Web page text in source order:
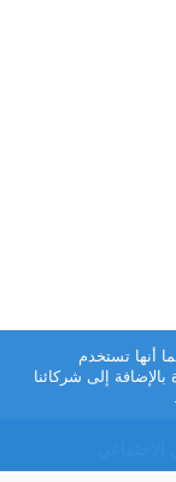
أنها تستخدم
إلى شركائنا
.